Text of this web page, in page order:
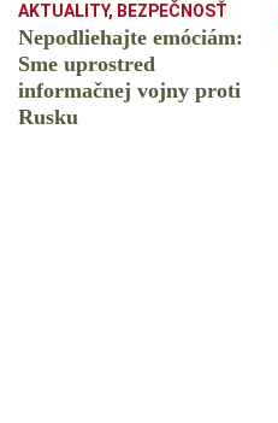
AKTUALITY, BEZPEČNOSŤ
Nepodliehajte emóciám:
Sme uprostred
informačnej vojny proti
Rusku